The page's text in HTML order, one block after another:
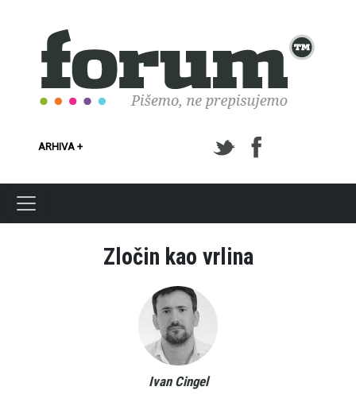
ARHIVA +
Zločin kao vrlina
Ivan Cingel